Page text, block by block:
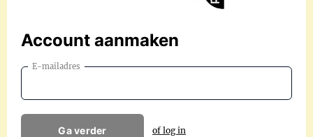
Account aanmaken
E-mailadres
Ga verder of log in